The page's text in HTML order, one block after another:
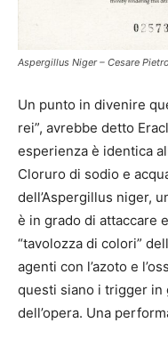
Aspergillus Niger – Cesare
Un punto in divenire
rei”, avrebbe detto
esperienza è identica
Cloruro di sodio e
dell’Aspergillus niger,
è in grado di attaccare
“tavolozza di colori”
agenti con l’azoto e
questi siano i trigger in
dell’opera. Una